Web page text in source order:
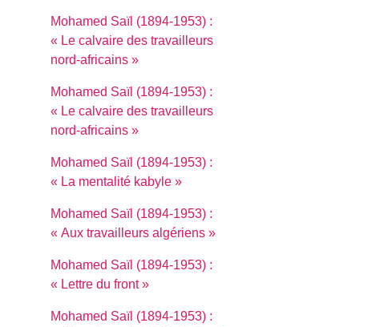
Mohamed Saïl (1894-1953) :
« Le calvaire des travailleurs
nord-africains »
Mohamed Saïl (1894-1953) :
« Le calvaire des travailleurs
nord-africains »
Mohamed Saïl (1894-1953) :
« La mentalité kabyle »
Mohamed Saïl (1894-1953) :
« Aux travailleurs algériens »
Mohamed Saïl (1894-1953) :
« Lettre du front »
Mohamed Saïl (1894-1953) :